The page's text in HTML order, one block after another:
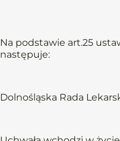
Na podstawie art.25
następuje:
Dolnośląska Rada